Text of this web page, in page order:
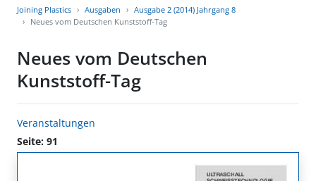
Joining Plastics Ausgaben
Ausgabe 2 (2014) Jahrgang 8
Neues vom Deutschen Kunststoff-Tag
Neues vom Deutschen
Kunststoff-Tag
Veranstaltungen
Seite: 91